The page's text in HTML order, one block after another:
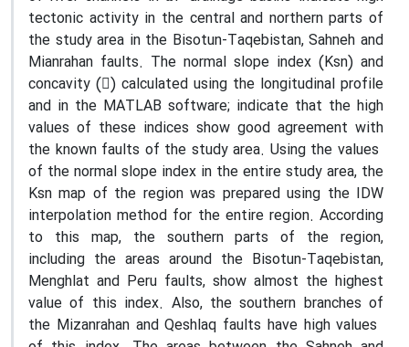
tectonic activity in the central and northern parts of
the study area in the Bisotun-Taqebistan, Sahneh and
Mianrahan faults. The normal slope index (Ksn) and
concavity () calculated using the longitudinal profile
and in the MATLAB software; indicate that the high
values ​​of these indices show good agreement with
the known faults of the study area. Using the values ​​
of the normal slope index in the entire study area, the
Ksn map of the region was prepared using the IDW
interpolation method for the entire region. According
to this map, the southern parts of the region,
including the areas around the Bisotun-Taqebistan,
Menghlat and Peru faults, show almost the highest
value of this index. Also, the southern branches of
the Mizanrahan and Qeshlaq faults have high values ​​